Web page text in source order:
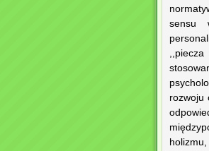
sensu
,,piecza
rozwoju